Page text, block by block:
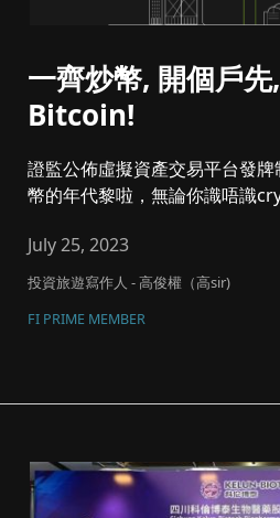
一齊炒幣, 開個戶
Bitcoin!
證監公佈虛擬資產交易平台發
幣的年代黎啦，無論你識唔識
July 25, 2023
投資旅遊寫作人 - 高俊權（高sir)
FI PRIME MEMBER